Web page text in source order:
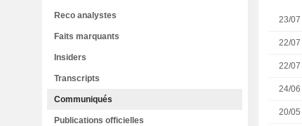
23/07
22/07
22/07
24/06
20/05
Reco analystes
Faits marquants
Insiders
Transcripts
Communiqués
Publications officielles